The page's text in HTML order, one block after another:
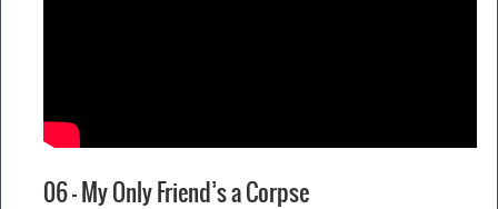
06 – My Only Friend’s a Corpse